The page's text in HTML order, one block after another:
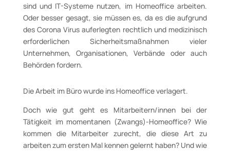
sind und IT-Systeme nutzen, im Homeoffice arbeiten.
Oder besser gesagt, sie müssen es, da es die aufgrund
des Corona Virus auferlegten rechtlich und medizinisch
erforderlichen Sicherheitsmaßnahmen vieler
Unternehmen, Organisationen, Verbände oder auch
Behörden fordern.
Die Arbeit im Büro wurde ins Homeoffice verlagert.
Doch wie gut geht es Mitarbeitern/innen bei der
Tätigkeit im momentanen (Zwangs)-Homeoffice? Wie
kommen die Mitarbeiter zurecht, die diese Art zu
arbeiten zum ersten Mal kennen gelernt haben? Und wie